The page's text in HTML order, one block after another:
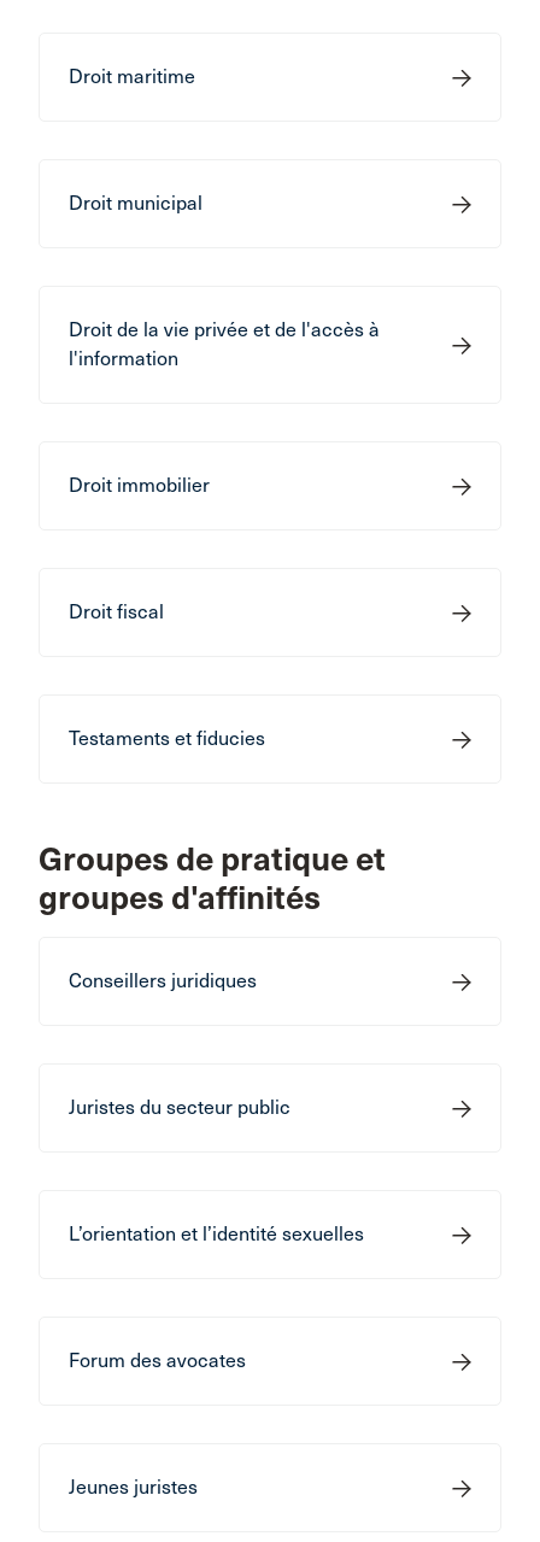
Droit maritime
Droit municipal
Droit de la vie privée et de l'accès à
l'information
Droit immobilier
Droit fiscal
Testaments et fiducies
Groupes de pratique et
groupes d'affinités
Conseillers juridiques
Juristes du secteur public
L’orientation et l’identité sexuelles
Forum des avocates
Jeunes juristes